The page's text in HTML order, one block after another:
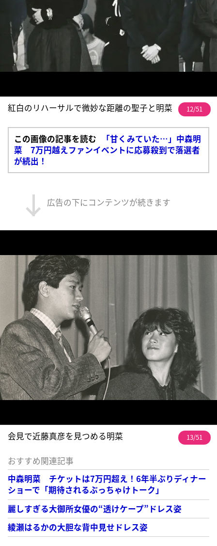
紅白のリハーサルで微妙な距離の聖子と明菜 12/51
この画像の記事を読む
「甘くみていた…」中森明
菜 7万円越えファンイベントに応募殺到で落選者
が続出！
広告の下にコンテンツが続きます
会見で近藤真彦を見つめる明菜 13/51
おすすめ関連記事
中森明菜 チケットは7万円超え！6年半ぶりディナー
ショーで「期待されるぶっちゃけトーク」
麗しすぎる大御所女優の“透けケープ”ドレス姿
綾瀬はるかの大胆な背中見せドレス姿